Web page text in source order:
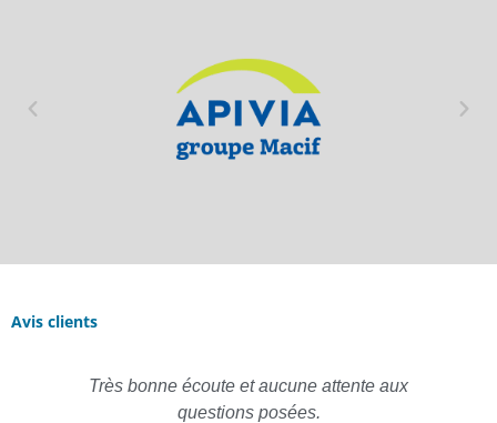
Avis clients
Très bonne écoute et aucune attente aux
questions posées.